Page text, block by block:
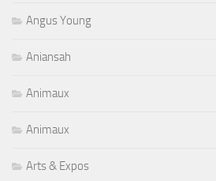
Angus Young
Aniansah
Animaux
Animaux
Arts & Expos